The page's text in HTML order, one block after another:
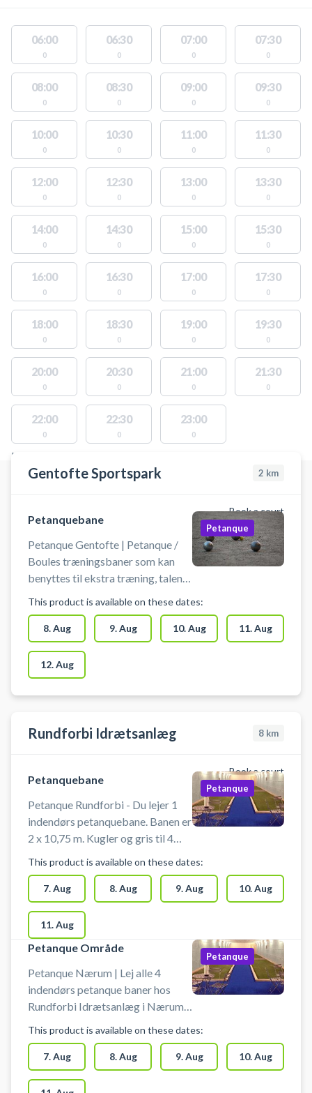
06:00
0
06:30
0
07:00
0
07:30
0
08:00
0
08:30
0
09:00
0
09:30
0
10:00
0
10:30
0
11:00
0
11:30
0
12:00
0
12:30
0
13:00
0
13:30
0
14:00
0
14:30
0
15:00
0
15:30
0
16:00
0
16:30
0
17:00
0
17:30
0
18:00
0
18:30
0
19:00
0
19:30
0
20:00
0
20:30
0
21:00
0
21:30
0
22:00
0
22:30
0
23:00
0
FACILITIES WITH AVAILABLE ACTIVITIES
Gentofte Sportspark 2 km
Book a court
Petanquebane
Petanque Gentofte | Petanque /
Boules træningsbaner som kan
benyttes til ekstra træning, talent
sportslig hygge.
Petanque
This product is available on these dates:
8. Aug 9. Aug 10. Aug 11. Aug
12. Aug
Rundforbi Idrætsanlæg 8 km
Book a court
Petanquebane
Petanque Rundforbi - Du lejer 1
indendørs petanquebane. Banen er
2 x 10,75 m. Kugler og gris til 4
Når du ankommer skal du
kontakte halvagten på tlf.nr. 72 68
56 62.
Petanque
This product is available on these dates:
7. Aug 8. Aug 9. Aug 10. Aug
11. Aug
Petanque Område
Petanque Nærum | Lej alle 4
indendørs petanque baner hos
Rundforbi Idrætsanlæg i Nærum.
petanque i Nærum på baner i
Rundforbi Idrætsanlæg.
Petanquebanerne er 2 x 10,75 m.
Når du ankommer skal du
Petanque
This product is available on these dates:
7. Aug 8. Aug 9. Aug 10. Aug